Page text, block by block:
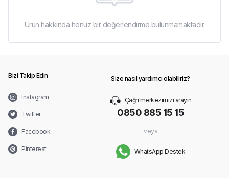
Ürün hakkında henüz bir değerlendirme bulunmamaktadır.
Bizi Takip Edin
Instagram
Twitter
Facebook
Pinterest
Size nasıl yardımcı olabiliriz?
Çağrı merkezimizi arayın
0850 885 15 15
veya
WhatsApp Destek